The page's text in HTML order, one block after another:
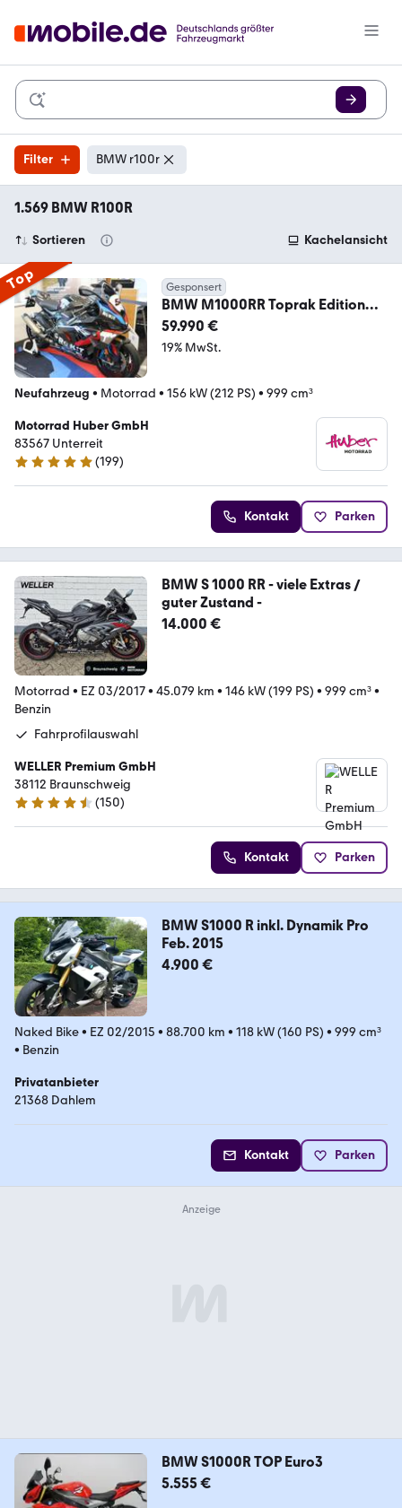
Filter BMW r100r
1.569 BMW R100R
Sortieren Kachelansicht
Top Gesponsert
BMW M1000RR Toprak Edition
Limited Nr.29 von 54
59.990 €
19% MwSt.
Neufahrzeug • Motorrad • 156 kW (212 PS) • 999 cm³
Motorrad Huber GmbH
83567 Unterreit
5 Sterne
(199)
Kontakt Parken
BMW S 1000 RR - viele Extras /
guter Zustand -
14.000 €
Motorrad • EZ 03/2017• 45.079 km • 146 kW (199 PS) • 999 cm³•
Benzin
Fahrprofilauswahl
WELLER Premium GmbH
38112 Braunschweig
4.5 Sterne
(150)
Kontakt Parken
BMW S1000 R inkl. Dynamik Pro
Feb. 2015
4.900 €
Naked Bike• EZ 02/2015 • 88.700 km • 118 kW (160 PS) • 999 cm³
• Benzin
Privatanbieter
21368 Dahlem
Kontakt Parken
BMW S1000R TOP Euro3
5.555 €